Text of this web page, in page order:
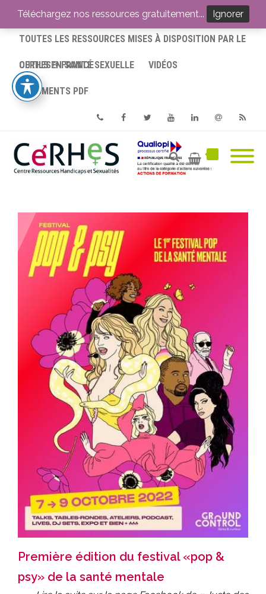
ACCUEIL
TOUTES LES RESSOURCES MISES À DISPOSITION PAR LE
CERHES® FRANCE
OUTILS EN SANTÉ SEXUELLE VIDÉOS
DOCUMENTS PDF
PhoneFacebookTwitterYoutube
Première édition du festival «pop &
psy» de la santé mentale
Téléchargez nos ressources gratuitement... Ignorer